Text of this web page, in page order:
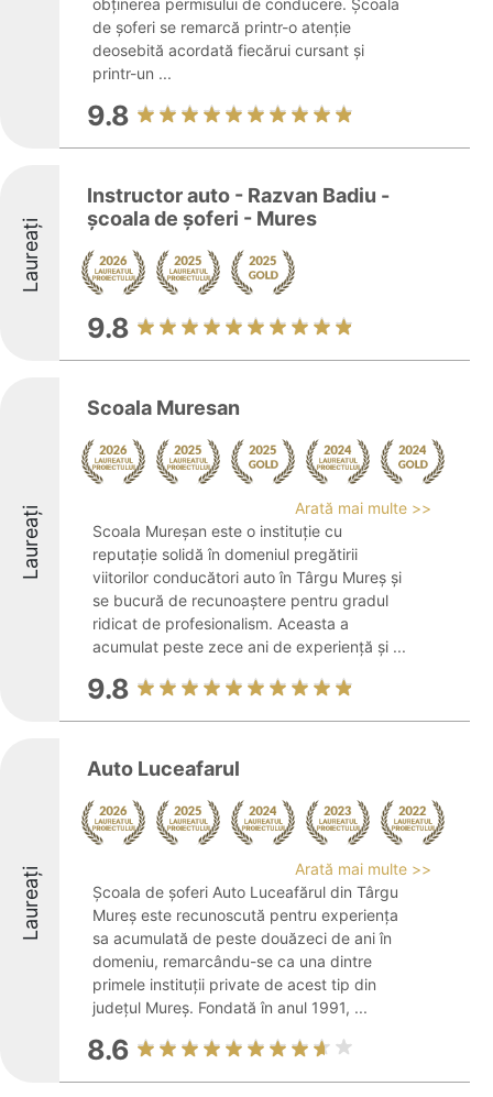
obținerea permisului de conducere. Școala
de șoferi se remarcă printr-o atenție
deosebită acordată fiecărui cursant și
printr-un ...
9.8
Laureați
Instructor auto - Razvan Badiu -
școala de șoferi - Mures
9.8
Laureați
Scoala Muresan
Arată mai multe >>
Scoala Mureșan este o instituție cu
reputație solidă în domeniul pregătirii
viitorilor conducători auto în Târgu Mureș și
se bucură de recunoaștere pentru gradul
ridicat de profesionalism. Aceasta a
acumulat peste zece ani de experiență și ...
9.8
Laureați
Auto Luceafarul
Arată mai multe >>
Școala de șoferi Auto Luceafărul din Târgu
Mureș este recunoscută pentru experiența
sa acumulată de peste douăzeci de ani în
domeniu, remarcându-se ca una dintre
primele instituții private de acest tip din
județul Mureș. Fondată în anul 1991, ...
8.6